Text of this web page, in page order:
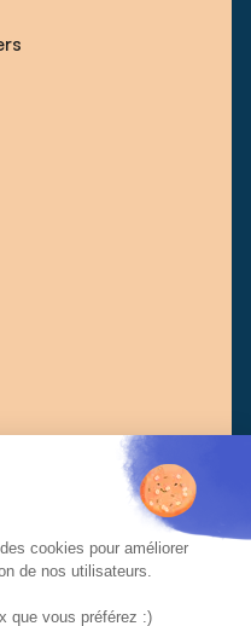
cookies pour améliorer
de nos utilisateurs.
que vous préférez :)